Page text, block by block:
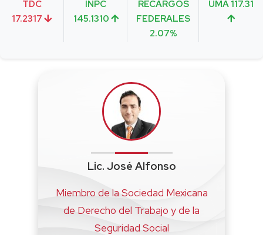
TDC
17.2317
INPC
145.1310
RECARGOS
FEDERALES
2.07%
UMA 117.31
Lic. José Alfonso
Miembro de la Sociedad Mexicana
de Derecho del Trabajo y de la
Seguridad Social